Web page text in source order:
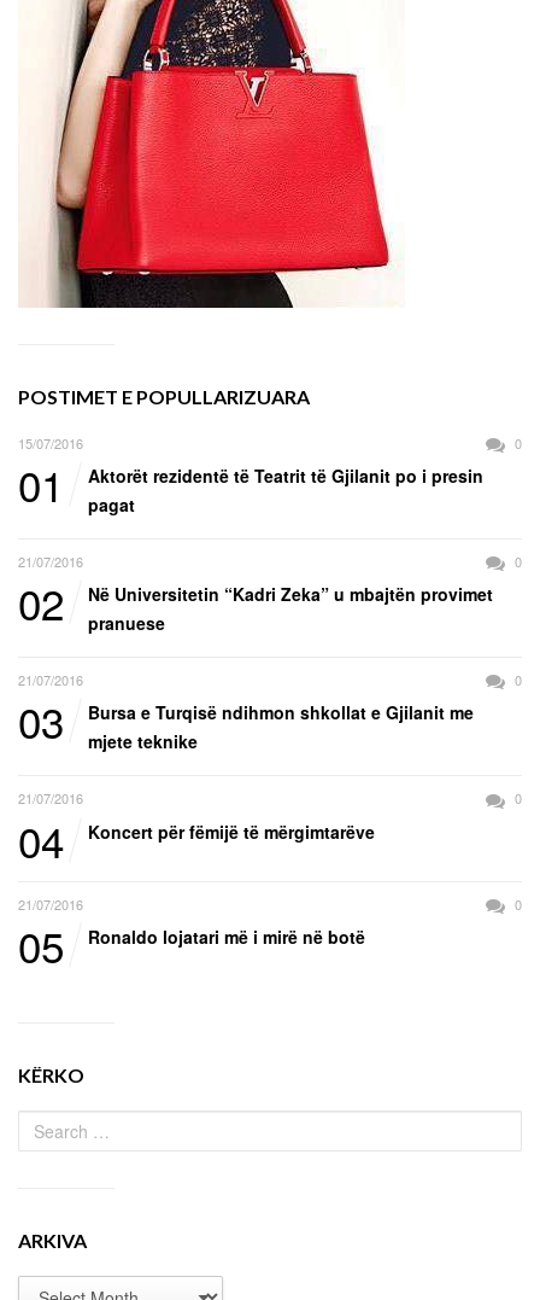
POSTIMET E POPULLARIZUARA
15/07/2016 0
01
Aktorët rezidentë të Teatrit të Gjilanit po i presin
pagat
21/07/2016 0
02
Në Universitetin “Kadri Zeka” u mbajtën provimet
pranuese
21/07/2016 0
03
Bursa e Turqisë ndihmon shkollat e Gjilanit me
mjete teknike
21/07/2016 0
04 Koncert për fëmijë të mërgimtarëve
21/07/2016 0
05 Ronaldo lojatari më i mirë në botë
KËRKO
ARKIVA